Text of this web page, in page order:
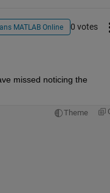
0.0000    0.0000
0.0002    0.0003
1.7340    2.8057
MATLAB Online 0 votes
missed noticing the
Theme